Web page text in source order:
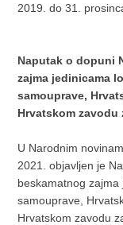
2019. do 31.
Naputak o dopuni
zajma jedinicama
samouprave,
Hrvatskom
U Narodnim
2021. objavljen je
beskamatnog
samouprave,
Hrvatskom zavodu